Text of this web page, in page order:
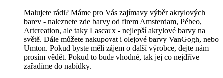
Malujete rádi? Máme pro Vás zajímavy výběr akrylových
barev - naleznete zde barvy od firem Amsterdam, Pébeo,
Artcreation, ale taky Lascaux - nejlepší akrylové barvy na
světě. Dále můžete nakupovat i olejové barvy VanGogh, nebo
Umton. Pokud byste měli zájem o další výrobce, dejte nám
prosím vědět. Pokud to bude vhodné, tak jej co nejdříve
zařadíme do nabídky.